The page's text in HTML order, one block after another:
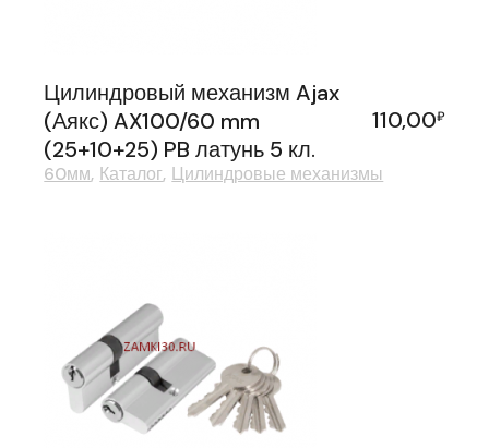
Цилиндровый механизм Ajax
(Аякс) AX100/60 mm
(25+10+25) PB латунь 5 кл.
110,00₽
60мм Каталог Цилиндровые механизмы